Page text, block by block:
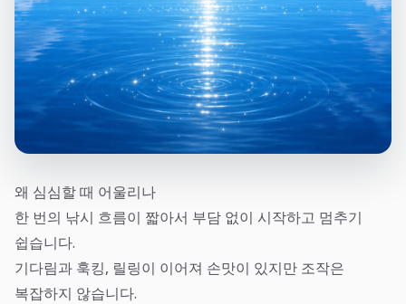
왜 심심할 때 어울리나
한 번의 낚시 흐름이 짧아서 부담 없이 시작하고 멈추기
쉽습니다.
기다림과 훅킹, 릴링이 이어져 손맛이 있지만 조작은
복잡하지 않습니다.